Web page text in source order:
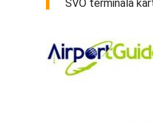
SVO termināla